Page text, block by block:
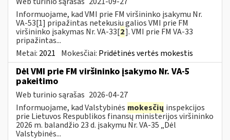
Informuojame, kad VMI prie FM viršininko įsakymu Nr.
VA-53[1] pripažintas netekusiu galios VMI prie FM
viršininko įsakymas Nr. VA-33[2]. VMI prie FM VA-33
pripažintas...
Metai: 2021 Mokesčiai: Pridėtinės vertės mokestis
Dėl VMI prie FM viršininko įsakymo Nr. VA-5
pakeitimo
Web turinio sąrašas 2026-04-27
Informuojame, kad Valstybinės mokesčių inspekcijos
prie Lietuvos Respublikos finansų ministerijos viršininko
2026 m. balandžio 23 d. įsakymu Nr. VA-35 „Dėl
Valstybinės...